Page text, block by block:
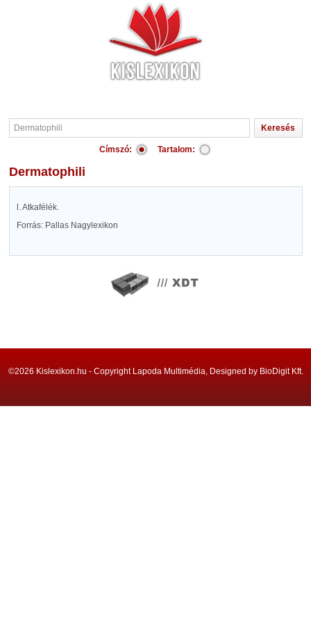
Címszó: Tartalom:
Dermatophili
l. Atkafélék.
Forrás: Pallas Nagylexikon
©2026 Kislexikon.hu - Copyright Lapoda Multimédia, Designed by BioDigit Kft.